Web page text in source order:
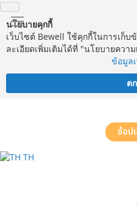
นโยบายคุกกี้
เว็บไซต์ Bewell ใช้คุกกี้ในการเก็
ละเอียดเพิ่มเติมได้ที่ "นโยบายควา
ข้อมูล
ต
ช้อป
TH